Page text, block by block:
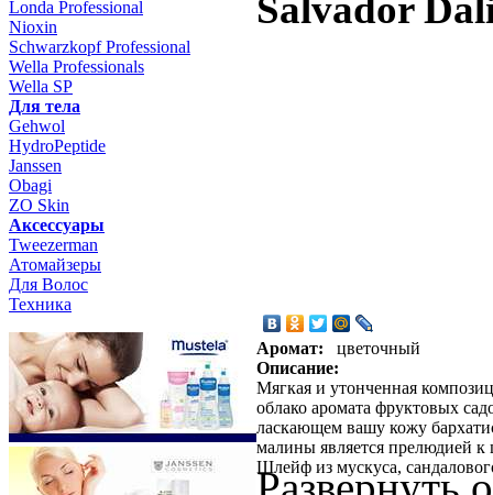
Londa Professional
Nioxin
Schwarzkopf Professional
Wella Professionals
Wella SP
Для тела
Gehwol
HydroPeptide
Janssen
Obagi
ZO Skin
Aксессуары
Tweezerman
Атомайзеры
Для Волос
Техника
Salvador
Аромат:
цветочный
Описание:
Мягкая и утонченная
облако аромата фруктовых
ласкающем вашу кожу
малины является прелюдией
Шлейф из мускуса,